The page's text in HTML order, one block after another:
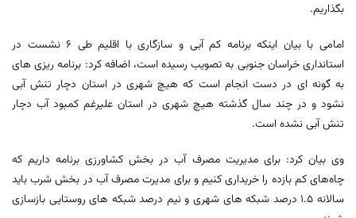
بگذاریم.
امامی با بیان اینکه برنامه کم آبی و سازگاری با اقلیم طی ۶ نشست در
استانداری خراسان جنوبی به تصویب رسیده است، اضافه کرد: برنامه ریزی های
به گونه ای در دست انجام است که هیچ شهری در استان دچار تنش آبی
نشود و در چند سال گذشته هیچ شهری در استان علیرغم کمبود آب دچار
تنش آبی نشده است.
وی بیان کرد: برای مدیریت مصرف آب در بخش کشاورزی برنامه داریم که
چاه‌های کم بازده را خریداری کنیم و برای مدیرت مصرف آب در بخش شرب باید
سالانه ۱.۵ درصد شبکه های شهری و نیم درصد شبکه های روستایی بازسازی